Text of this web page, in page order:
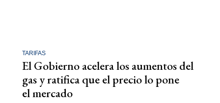
TARIFAS
El Gobierno acelera los aumentos del
gas y ratifica que el precio lo pone
el mercado